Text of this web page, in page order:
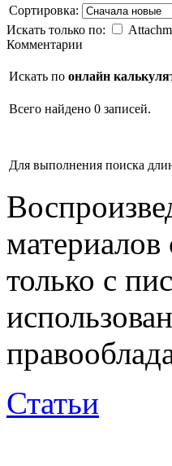
Сортировка:
Искать только по:
Комментарии
Искать по онлайн
Всего найдено 0 записей.
Для выполнения поиска
только с
Статьи